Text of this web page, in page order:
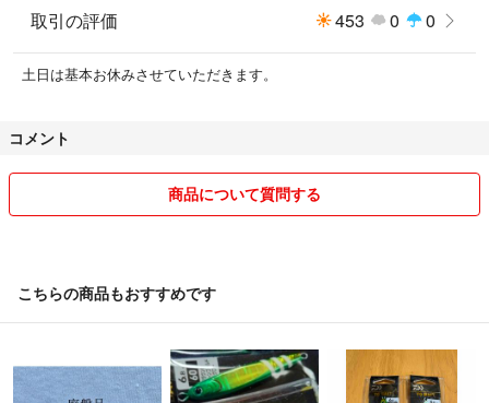
取引の評価 453 0 0
土日は基本お休みさせていただきます。
コメント
商品について質問する
こちらの商品もおすすめです